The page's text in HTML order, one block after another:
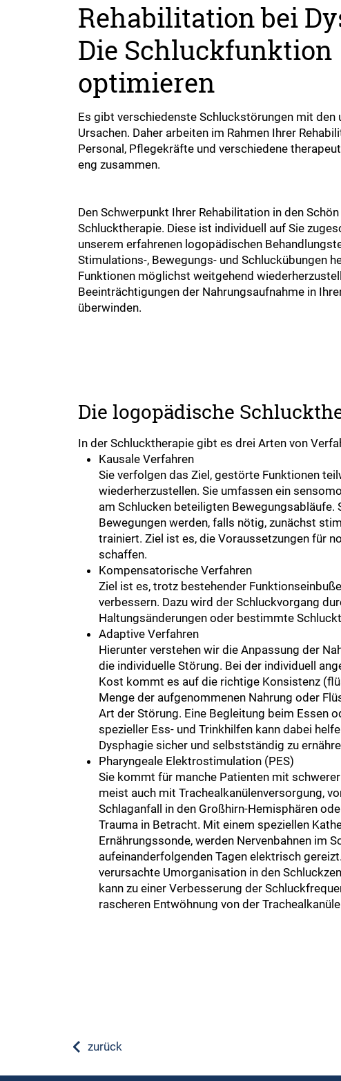
Rehabilitation bei
Die Schluckfunktion
optimieren
Es gibt verschiedenste Schluckstörungen mit den
Ursachen. Daher arbeiten im Rahmen Ihrer
Personal, Pflegekräfte und verschiedene
eng zusammen.
Den Schwerpunkt Ihrer Rehabilitation in den
Schlucktherapie. Diese ist individuell auf Sie
unserem erfahrenen logopädischen
Stimulations-, Bewegungs- und Schluckübungen
Funktionen möglichst weitgehend
Beeinträchtigungen der Nahrungsaufnahme in
überwinden.
Die logopädische
In der Schlucktherapie gibt es drei Arten von
Kausale Verfahren
Sie verfolgen das Ziel, gestörte Funktionen
wiederherzustellen. Sie umfassen ein
am Schlucken beteiligten Bewegungsabläufe.
Bewegungen werden, falls nötig, zunächst
trainiert. Ziel ist es, die Voraussetzungen für
schaffen.
Kompensatorische Verfahren
Ziel ist es, trotz bestehender
verbessern. Dazu wird der Schluckvorgang
Haltungsänderungen oder bestimmte
Adaptive Verfahren
Hierunter verstehen wir die Anpassung der
die individuelle Störung. Bei der individuell
Kost kommt es auf die richtige Konsistenz
Menge der aufgenommenen Nahrung oder
Art der Störung. Eine Begleitung beim Essen
spezieller Ess- und Trinkhilfen kann dabei
Dysphagie sicher und selbstständig zu
Pharyngeale Elektrostimulation (PES)
Sie kommt für manche Patienten mit
meist auch mit Trachealkanülenversorgung,
Schlaganfall in den Großhirn-Hemisphären
Trauma in Betracht. Mit einem speziellen
Ernährungssonde, werden Nervenbahnen im
aufeinanderfolgenden Tagen elektrisch
verursachte Umorganisation in den
kann zu einer Verbesserung der
rascheren Entwöhnung von der
zurück